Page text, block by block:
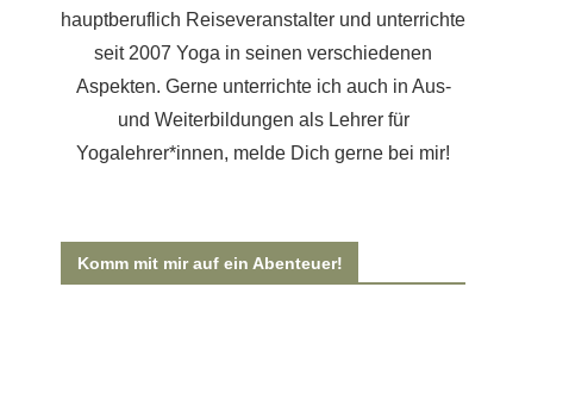
hauptberuflich Reiseveranstalter und unterrichte
seit 2007 Yoga in seinen verschiedenen
Aspekten. Gerne unterrichte ich auch in Aus-
und Weiterbildungen als Lehrer für
Yogalehrer*innen, melde Dich gerne bei mir!
Komm mit mir auf ein Abenteuer!